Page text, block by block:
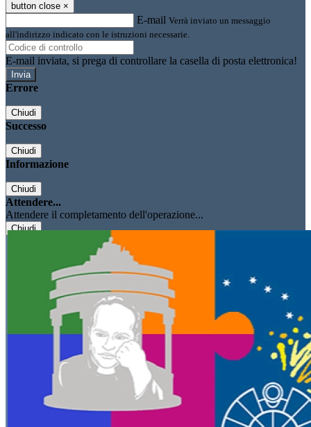
button close ×
E-mail Verrà inviato un messaggio
all'indirizzo indicato con le istruzioni necessarie.
E-mail inviata, si prega di controllare la casella di posta elettronica!
Errore
Chiudi
Successo
Chiudi
Informazione
Chiudi
Attendere...
Attendere il completamento dell'operazione...
Chiudi